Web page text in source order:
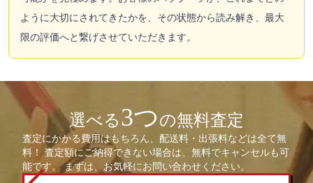
ように大切にされてきたかを、その状態から読み解き、最大
限の評価へと繋げさせていただきます。
選べる3つの無料査定
査定にかかる費用はもちろん、配送料・出張料などは全て無
料！ 査定額にご納得できない場合は、無料でキャンセルも可
能です。 まずは、お気軽にお問い合わせください。